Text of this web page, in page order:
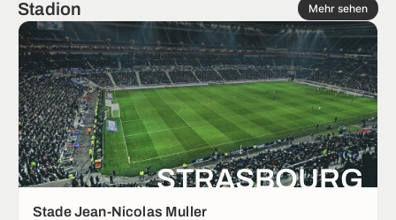
Stadion Mehr sehen
STRASBOURG
Stade Jean-Nicolas Muller